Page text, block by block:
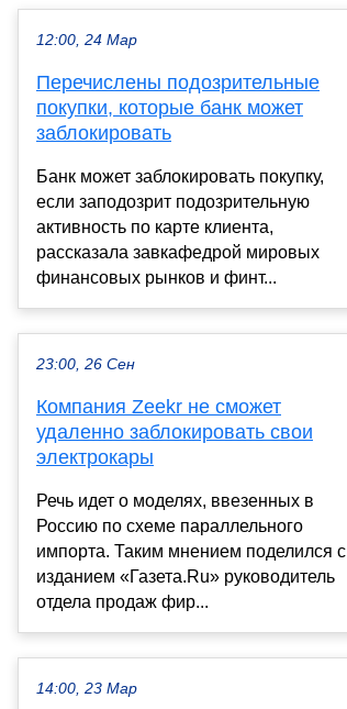
12:00, 24 Мар
Перечислены подозрительные
покупки, которые банк может
заблокировать
Банк может заблокировать покупку,
если заподозрит подозрительную
активность по карте клиента,
рассказала завкафедрой мировых
финансовых рынков и финт...
23:00, 26 Сен
Компания Zeekr не сможет
удаленно заблокировать свои
электрокары
Речь идет о моделях, ввезенных в
Россию по схеме параллельного
импорта. Таким мнением поделился с
изданием «Газета.Ru» руководитель
отдела продаж фир...
14:00, 23 Мар